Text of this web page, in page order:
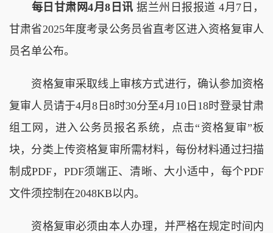
每日甘肃网4月8日讯 据兰州日报报道 4月7日，
甘肃省2025年度考录公务员省直考区进入资格复审人
员名单公布。
资格复审采取线上审核方式进行，确认参加资格
复审人员请于4月8日8时30分至4月10日18时登录甘肃
组工网，进入公务员报名系统，点击“资格复审”板
块，分类上传资格复审所需材料，每份材料通过扫描
制成PDF，PDF须端正、清晰、大小适中，每个PDF
文件须控制在2048KB以内。
资格复审必须由本人办理，并严格在规定时间内